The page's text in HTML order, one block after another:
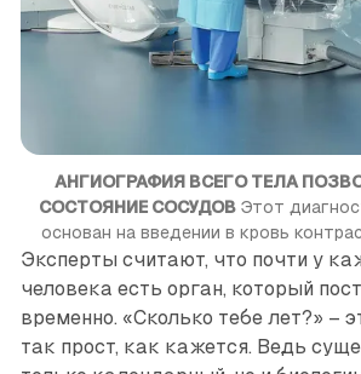
АНГИОГРАФИЯ ВСЕГО ТЕЛА
СОСТОЯНИЕ СОСУДОВ Этот
основан на введении в кровь
Эксперты считают, что почти у
человека есть орган, который
временно. «Сколько тебе лет?» –
так прост, как кажется. Ведь